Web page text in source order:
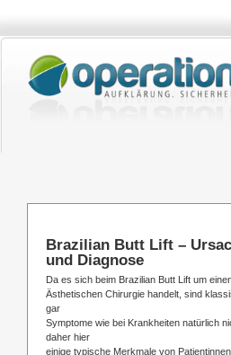
springen
Brazilian Butt Lift –
und Diagnose
Da es sich beim Brazilian Butt Lift um
Ästhetischen Chirurgie handelt, sind
gar
Symptome wie bei Krankheiten natürlich
daher hier
einige typische Merkmale von